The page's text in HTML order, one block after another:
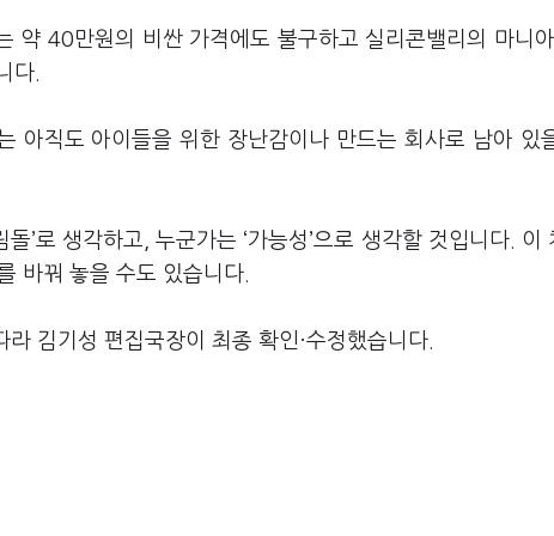
약 40만원의 비싼 가격에도 불구하고 실리콘밸리의 마니
다.
아직도 아이들을 위한 장난감이나 만드는 회사로 남아 있
’로 생각하고, 누군가는 ‘가능성’으로 생각할 것입니다. 이
바꿔 놓을 수도 있습니다.
김기성 편집국장이 최종 확인·수정했습니다.